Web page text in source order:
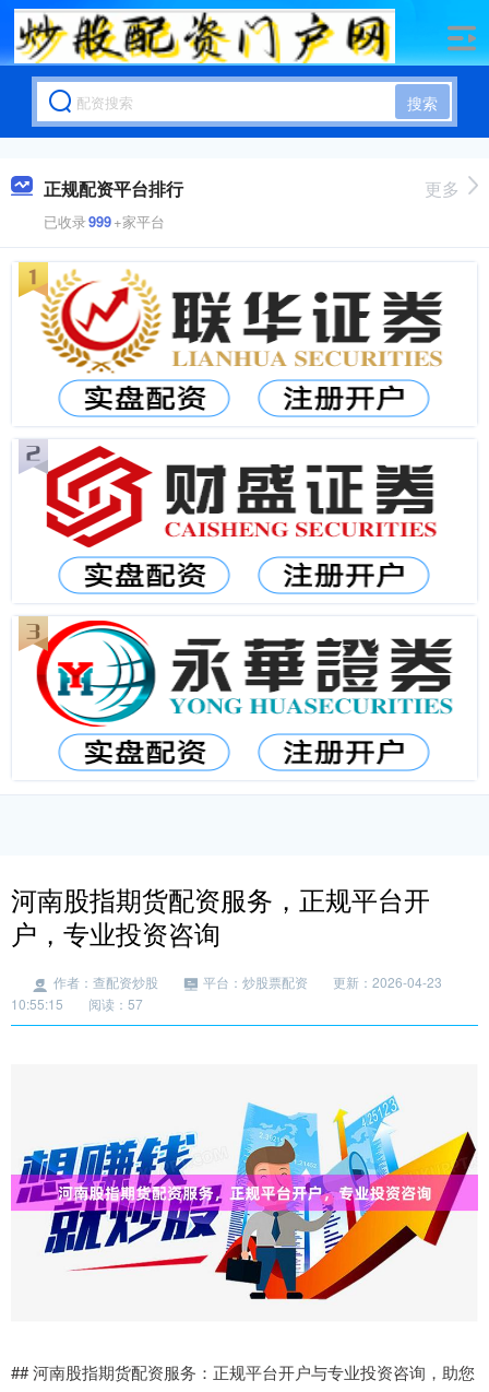
搜索
正规配资平台排行
已收录999+家平台
更多
河南股指期货配资服务，正规平台开
户，专业投资咨询
作者：查配资炒股 平台：炒股票配资
更新：2026-04-23
10:55:15
阅读：57
## 河南股指期货配资服务：正规平台开户与专业投资咨询，助您